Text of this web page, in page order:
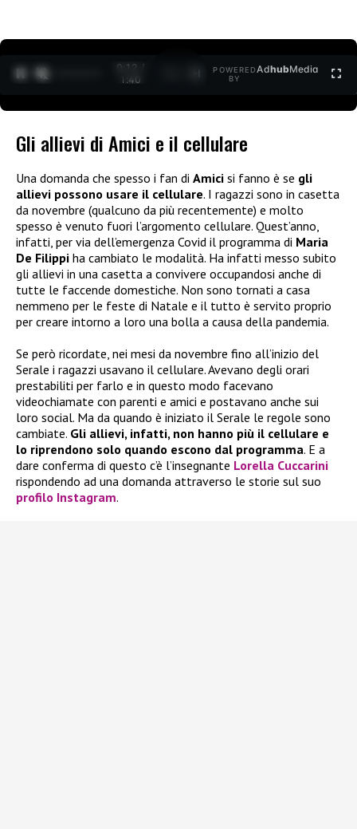
0:12 /
1:40
POWERED
BY
AdhubMedia
Gli allievi di Amici e il cellulare
Una domanda che spesso i fan di Amici si fanno è se gli
allievi possono usare il cellulare. I ragazzi sono in casetta
da novembre (qualcuno da più recentemente) e molto
spesso è venuto fuori l’argomento cellulare. Quest’anno,
infatti, per via dell’emergenza Covid il programma di Maria
De Filippi ha cambiato le modalità. Ha infatti messo subito
gli allievi in una casetta a convivere occupandosi anche di
tutte le faccende domestiche. Non sono tornati a casa
nemmeno per le feste di Natale e il tutto è servito proprio
per creare intorno a loro una bolla a causa della pandemia.
Se però ricordate, nei mesi da novembre fino all’inizio del
Serale i ragazzi usavano il cellulare. Avevano degli orari
prestabiliti per farlo e in questo modo facevano
videochiamate con parenti e amici e postavano anche sui
loro social. Ma da quando è iniziato il Serale le regole sono
cambiate. Gli allievi, infatti, non hanno più il cellulare e
lo riprendono solo quando escono dal programma. E a
dare conferma di questo c’è l’insegnante Lorella Cuccarini
rispondendo ad una domanda attraverso le storie sul suo
profilo Instagram.